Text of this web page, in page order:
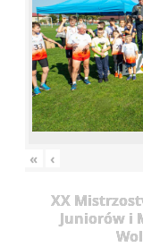
« ‹
XX
Juniorów i